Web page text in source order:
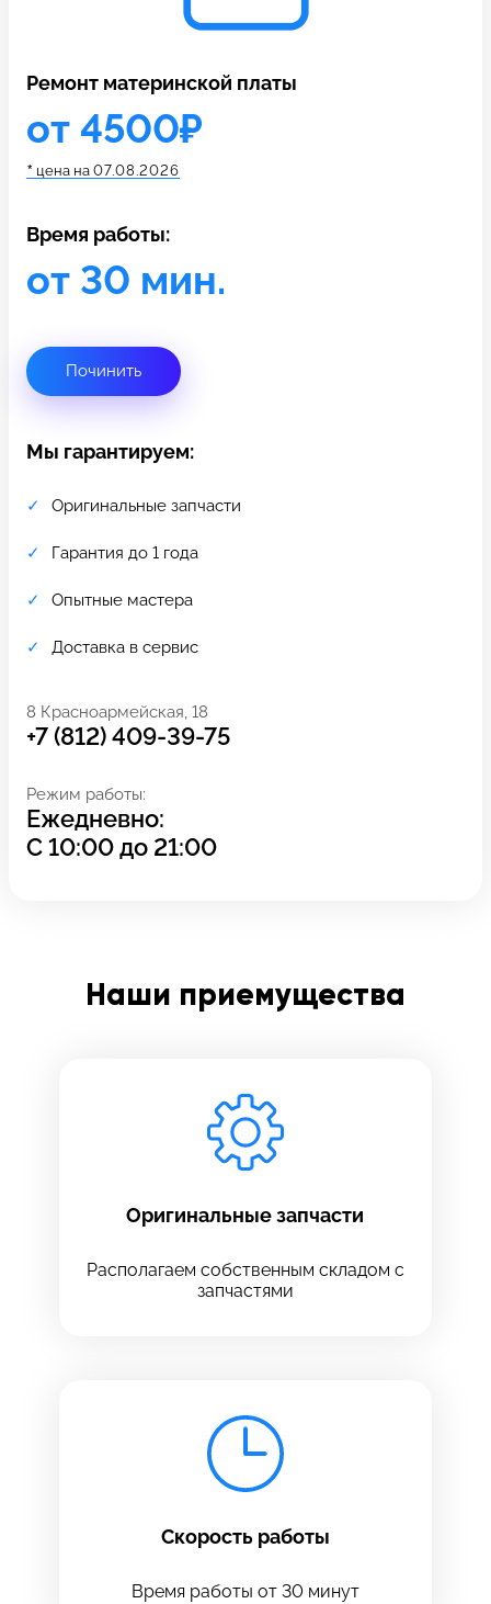
c 10:00 до 21:00
Связаться с нами
Ремонт материнской платы
от 4500₽
* цена на 07.08.2026
Время работы:
от 30 мин.
Починить
Мы гарантируем:
Оригинальные запчасти
Гарантия до 1 года
Опытные мастера
Доставка в сервис
8 Красноармейская, 18
+7 (812) 409-39-75
Режим работы:
Ежедневно:
С10:00до 21:00
Наши приемущества
Оригинальные запчасти
Располагаем собственным складом с
запчастями
Скорость работы
Время работы от 30 минут
Задать вопрос
Отправить
Оставьте свой
Заполните все необходимые поля
Введите номер договора